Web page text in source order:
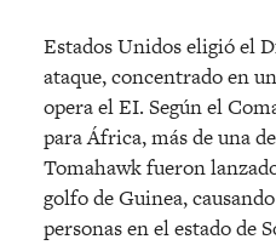
Estados Unidos eligió el
ataque, concentrado en
opera el EI. Según el
para África, más de una
Tomahawk fueron
golfo de Guinea,
personas en el estado de